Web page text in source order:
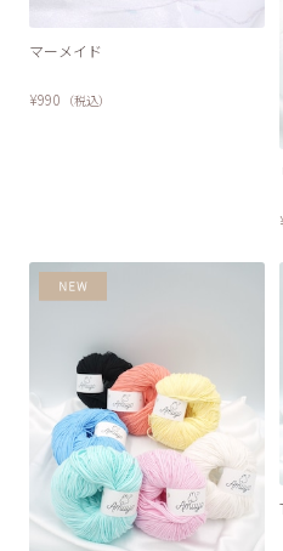
マーメイド
¥990 （税込）